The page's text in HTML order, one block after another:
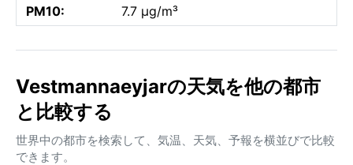
PM10:
7.7 µg/m³
Vestmannaeyjarの天気を他の都市
と比較する
世界中の都市を検索して、気温、天気、予報を横並びで比較
できます。